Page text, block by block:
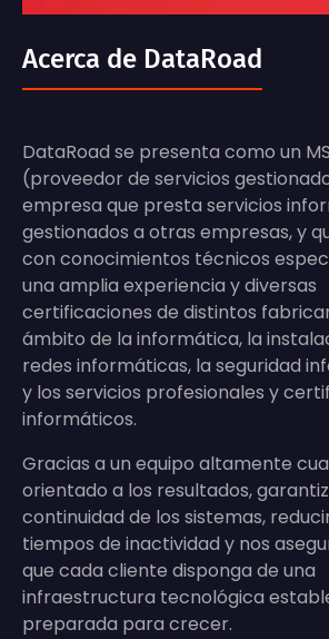
Acerca de DataRoad
DataRoad se presenta como un
(proveedor de servicios
empresa que presta servicios
gestionados a otras empresas, y
con conocimientos técnicos
una amplia experiencia y diversas
certificaciones de distintos
ámbito de la informática, la
redes informáticas, la seguridad
y los servicios profesionales y
informáticos.
Gracias a un equipo altamente
orientado a los resultados,
continuidad de los sistemas,
tiempos de inactividad y nos
que cada cliente disponga de una
infraestructura tecnológica
preparada para crecer.